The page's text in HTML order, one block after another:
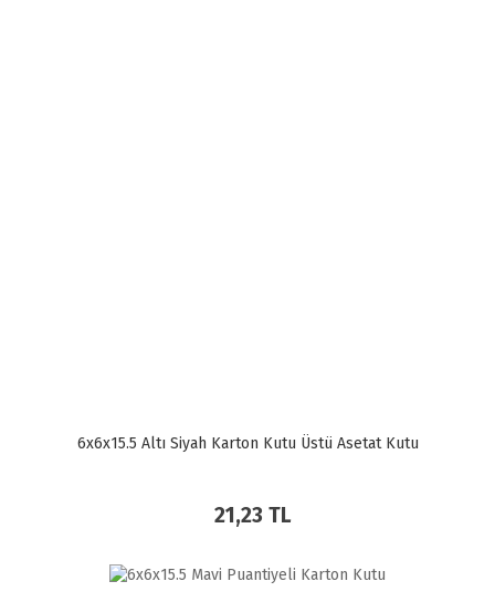
6x6x15.5 Altı Siyah Karton Kutu Üstü Asetat Kutu
21,23 TL